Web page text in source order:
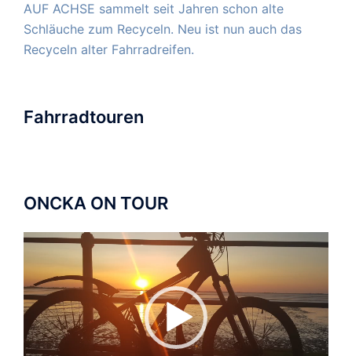
AUF ACHSE sammelt seit Jahren schon alte
Schläuche zum Recyceln. Neu ist nun auch das
Recyceln alter Fahrradreifen.
Fahrradtouren
ONCKA ON TOUR
Video-
Player